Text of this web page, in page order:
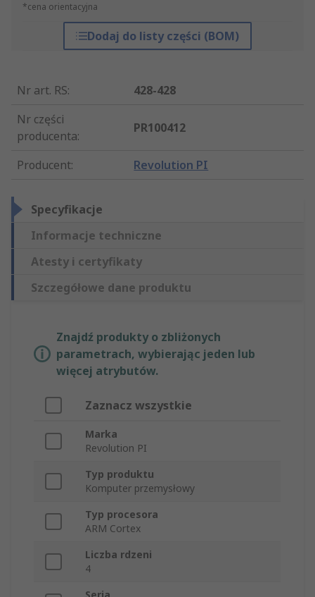
*cena orientacyjna
Dodaj do listy części (BOM)
Nr art. RS:
428-428
Nr części
producenta:
PR100412
Producent: Revolution PI
Specyfikacje
Informacje techniczne
Atesty i certyfikaty
Szczegółowe dane produktu
Znajdź produkty o zbliżonych
parametrach, wybierając jeden lub
więcej atrybutów.
Zaznacz wszystkie
Marka
Revolution PI
Typ produktu
Komputer przemysłowy
Typ procesora
ARM Cortex
Liczba rdzeni
4